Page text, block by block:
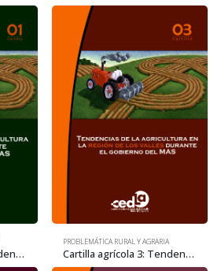
Cartilla agrícola 1: Tendencias de la agricultura en el gobierno del MAS
PROBLEMÁTICA RURAL Y AGRARIA
Cartilla agrícola 3: Tendencias de la agricultura en la región de los Valles